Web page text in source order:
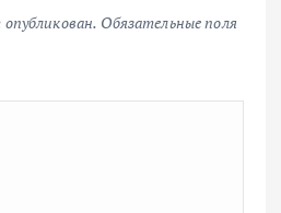
Обязательные поля